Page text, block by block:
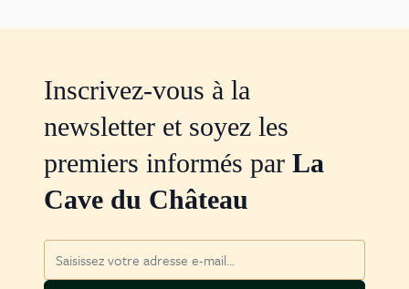
Inscrivez-vous à la
newsletter et soyez les
premiers informés par La
Cave du Château